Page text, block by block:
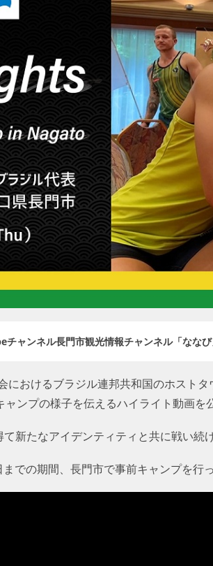
トラベル
サッカー
PEOPLE
ビジネス
コラム
チャンネル長門市観光情報チャンネル「ななび
におけるブラジル連邦共和国のホスト
ンプの様子を伝えるハイライト動画を
新たなアイデンティティと共に戦い続
での期間、長門市で事前キャンプを行っ